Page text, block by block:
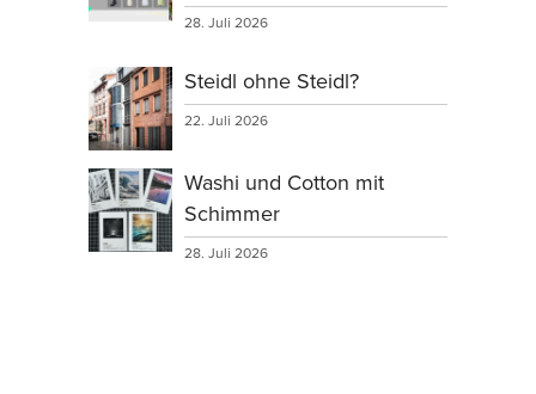
28. Juli 2026
Steidl ohne Steidl?
22. Juli 2026
Washi und Cotton mit
Schimmer
28. Juli 2026